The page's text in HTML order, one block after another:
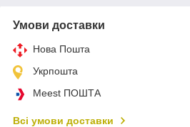
Умови доставки
Нова Пошта
Укрпошта
Meest ПОШТА
Всі умови доставки